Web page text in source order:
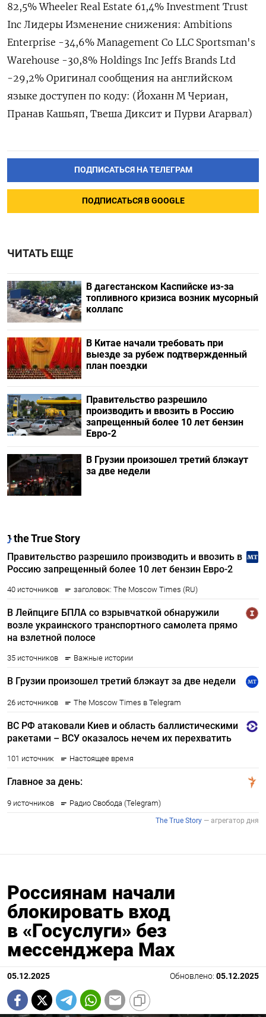
82,5% Wheeler Real Estate 61,4% Investment Trust
Inc Лидеры Изменение снижения: Ambitions
Enterprise -34,6% Management Co LLC Sportsman's
Warehouse -30,8% Holdings Inc Jeffs Brands Ltd
-29,2% Оригинал сообщения на английском
языке доступен по коду: (Йоханн М Чериан,
Пранав Кашьяп, Твеша Диксит и Пурви Агарвал)
ПОДПИСАТЬСЯ НА ТЕЛЕГРАМ
ПОДПИСАТЬСЯ В GOOGLE
ЧИТАТЬ ЕЩЕ
В дагестанском Каспийске из-за
топливного кризиса возник мусорный
коллапс
В Китае начали требовать при
выезде за рубеж подтвержденный
план поездки
Правительство разрешило
производить и ввозить в Россию
запрещенный более 10 лет бензин
Евро-2
В Грузии произошел третий блэкаут
за две недели
Россиянам начали
блокировать вход
в «Госуслуги» без
мессенджера Мах
05.12.2025 Обновлено: 05.12.2025